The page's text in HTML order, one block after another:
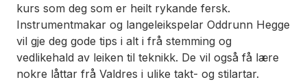
kurs som deg som er heilt rykande fersk.
Instrumentmakar og langeleikspelar Oddrunn Hegge
vil gje deg gode tips i alt i frå stemming og
vedlikehald av leiken til teknikk. De vil også få lære
nokre låttar frå Valdres i ulike takt- og stilartar.